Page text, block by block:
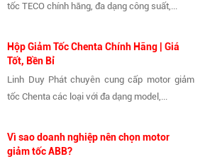
tốc TECO chính hãng, đa dạng công suất,...
Hộp Giảm Tốc Chenta Chính Hãng | Giá
Tốt, Bền Bỉ
Linh Duy Phát chuyên cung cấp motor giảm
tốc Chenta các loại với đa dạng model,...
Vì sao doanh nghiệp nên chọn motor
giảm tốc ABB?